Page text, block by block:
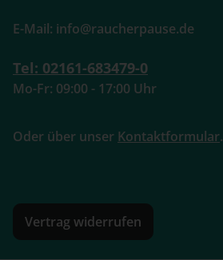
E-Mail: info@raucherpause.de
Tel: 02161-683479-0
Mo-Fr: 09:00 - 17:00 Uhr
Oder über unser Kontaktformular.
Vertrag widerrufen